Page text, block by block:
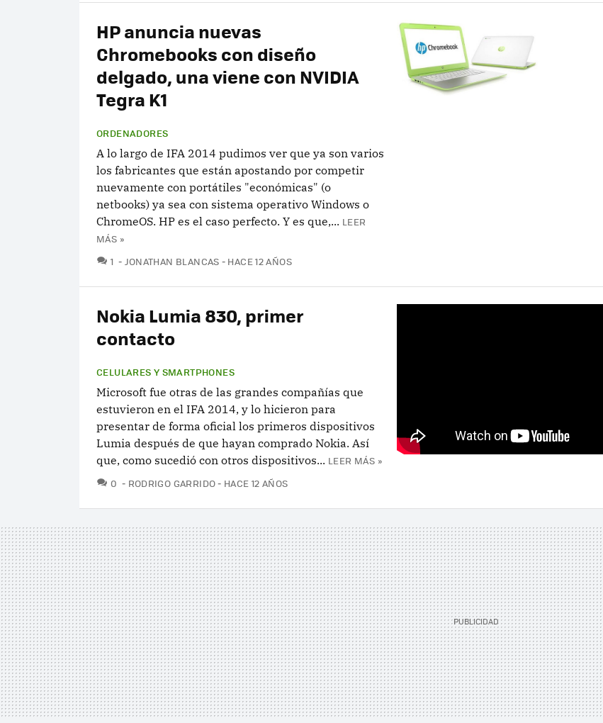
HP anuncia nuevas
Chromebooks con diseño
delgado, una viene con NVIDIA
Tegra K1
ORDENADORES
A lo largo de IFA 2014 pudimos ver que ya son varios
los fabricantes que están apostando por competir
nuevamente con portátiles "económicas" (o
netbooks) ya sea con sistema operativo Windows o
ChromeOS. HP es el caso perfecto. Y es que,... LEER
MÁS »
1 COMENTARIOS
JONATHAN BLANCAS HACE 12 AÑOS
Nokia Lumia 830, primer
contacto
CELULARES Y SMARTPHONES
Microsoft fue otras de las grandes compañías que
estuvieron en el IFA 2014, y lo hicieron para
presentar de forma oficial los primeros dispositivos
Lumia después de que hayan comprado Nokia. Así
que, como sucedió con otros dispositivos... LEER MÁS »
0 COMENTARIOS
RODRIGO GARRIDO HACE 12 AÑOS